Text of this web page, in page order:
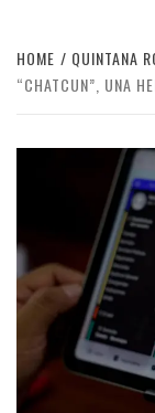
HOME QUINTANA
“CHATCUN”, UNA